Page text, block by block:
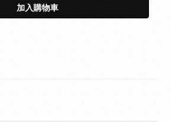
加入購物車